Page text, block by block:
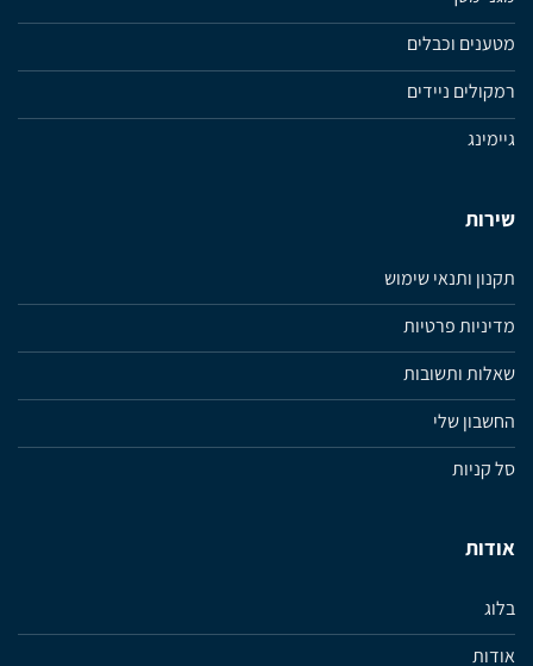
מטענים וכבלים
רמקולים ניידים
גיימינג
שירות
תקנון ותנאי שימוש
מדיניות פרטיות
שאלות ותשובות
החשבון שלי
סל קניות
אודות
בלוג
אודות